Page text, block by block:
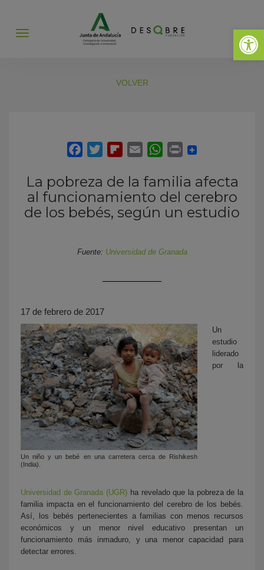
Abrir
Abrir
VOLVER
La pobreza de la familia afecta
al funcionamiento del cerebro
de los bebés, según un estudio
Fuente: Universidad de Granada
17 de febrero de 2017
Un niño y un bebé en una carretera cerca de Rishikesh
(India).
Un
estudio
liderado
por la
Universidad de Granada (UGR) ha revelado que la pobreza de la
familia impacta en el funcionamiento del cerebro de los bebés.
Así, los bebés pertenecientes a familias con menos recursos
económicos y un menor nivel educativo presentan un
funcionamiento más inmaduro, y una menor capacidad para
detectar errores.